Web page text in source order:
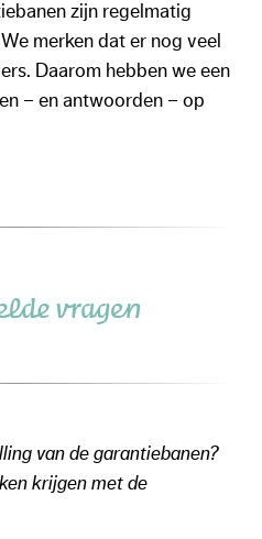
zijn regelmatig
merken dat er nog veel
Daarom hebben we een
– en antwoorden – op
vragen
van de garantiebanen?
krijgen met de